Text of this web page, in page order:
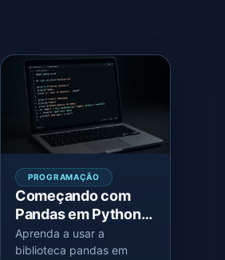
PROGRAMAÇÃO
Começando com
Pandas em Python:
análise de dados
para IA e
Aprenda a usar a
biblioteca pandas em